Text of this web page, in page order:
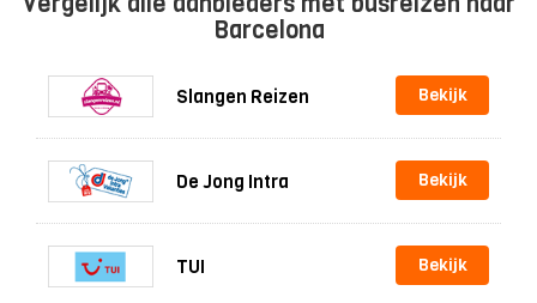
Barcelona
Slangen Reizen Bekijk
De Jong Intra Bekijk
TUI Bekijk